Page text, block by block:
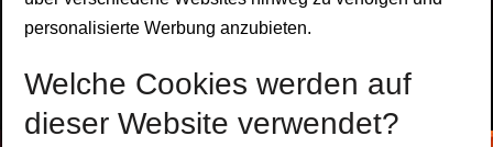
personalisierte Werbung anzubieten.
Welche Cookies werden auf
dieser Website verwendet?